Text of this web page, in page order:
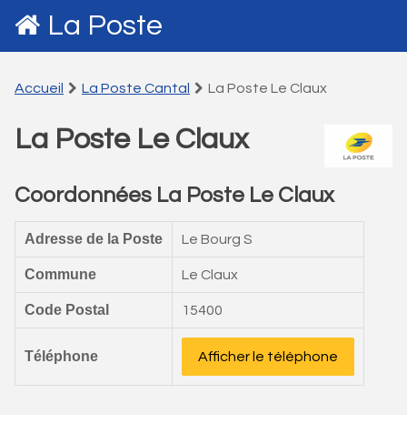
La Poste
Accueil La Poste Cantal La Poste Le Claux
La Poste Le Claux
Coordonnées La Poste Le Claux
Adresse de la Poste Le Bourg S
Commune Le Claux
Code Postal 15400
Téléphone Afficher le téléphone